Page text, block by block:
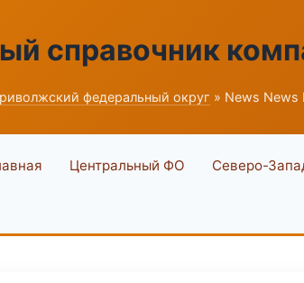
справочник
федеральный округ » News News
Центральный ФО Северо-